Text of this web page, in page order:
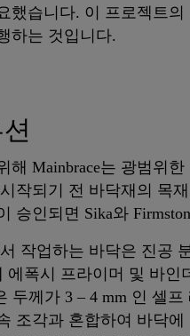
했습니다. 이 프로젝트
하는 것입니다.
해 Mainbrace는 광범위
작되기 전 바닥재의 목
승인되면 Sika와
서 작업하는 바닥은 진공
에폭시 프라이머 및 바
두께가 3 – 4 mm 인 셀
조각과 혼합하여 바닥